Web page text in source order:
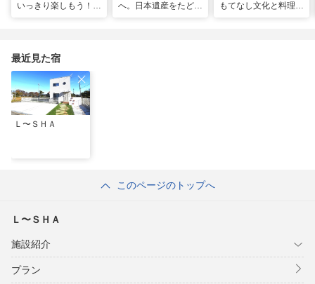
いっきり楽しもう！関
へ。日本遺産をたどる
もてなし文化と料理が
最近見た宿
Ｌ〜ＳＨＡ
このページのトップへ
Ｌ〜ＳＨＡ
施設紹介
プラン